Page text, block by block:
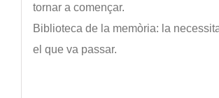
tornar a començar.
Biblioteca de la memòria: la
el que va passar.